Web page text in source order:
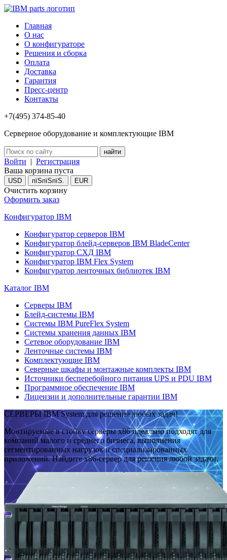
Главная
О нас
О конфигураторе
Решения и сборка
Оплата
Доставка
Гарантия
Пресс-центр
Контакты
+7(495) 374-85-40
Серверное оборудование и комплектующие IBM
Войти | Регистрация
Ваша корзина пуста
USD пїЅпїЅпїЅ. EUR
Очистить корзину
Оформить заказ
Конфигуратор IBM
Конфигуратор серверов IBM
Конфигуратор блейд-серверов IBM BladeCenter
Конфигуратор СХД IBM
Конфигуратор IBM Flex System
Конфигуратор ленточных библиотек IBM
Каталог IBM
Серверы IBM
Блейд-системы IBM
Системы IBM PureFlex System
Системы хранения данных IBM
Сетевое оборудование IBM
Ленточные системы IBM
Комплектующие IBM
Северные шкафы и монтажные комплекты IBM
Источники бесперебойного питания UPS и PDU IBM
Программное обеспечение IBM
Лицензии и дополнительные гарантии IBM
СЕРВЕРЫ IBM System для решения любых задач!
Монтируемые в стойку серверы x86 идеально подходят для
компаний малого и среднего бизнеса, выполнения
сегментированных нагрузок и специализированных
приложений. Найдите x86-сервер для решения любой задачи.